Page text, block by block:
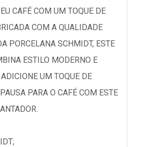
CAFÉ COM UM TOQUE DE
COM A QUALIDADE
PORCELANA SCHMIDT, ESTE
ESTILO MODERNO E
UM TOQUE DE
PARA O CAFÉ COM ESTE